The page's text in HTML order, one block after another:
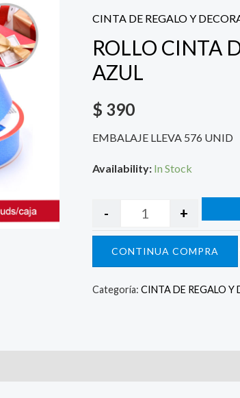
CINTA DE REGALO Y
ROLLO CINTA
AZUL
$ 390
EMBALAJE LLEVA 576 UNID
Availability: In Stock
- +
CONTINUA COMPRA
Categoría: CINTA DE REGALO Y